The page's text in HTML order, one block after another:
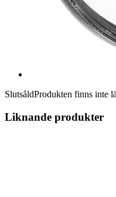
SlutsåldProdukten finns inte
Liknande produkter